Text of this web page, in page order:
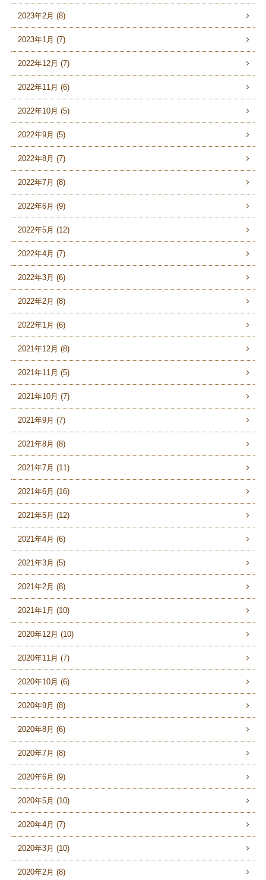
2023年2月 (8)
2023年1月 (7)
2022年12月 (7)
2022年11月 (6)
2022年10月 (5)
2022年9月 (5)
2022年8月 (7)
2022年7月 (8)
2022年6月 (9)
2022年5月 (12)
2022年4月 (7)
2022年3月 (6)
2022年2月 (8)
2022年1月 (6)
2021年12月 (8)
2021年11月 (5)
2021年10月 (7)
2021年9月 (7)
2021年8月 (8)
2021年7月 (11)
2021年6月 (16)
2021年5月 (12)
2021年4月 (6)
2021年3月 (5)
2021年2月 (8)
2021年1月 (10)
2020年12月 (10)
2020年11月 (7)
2020年10月 (6)
2020年9月 (8)
2020年8月 (6)
2020年7月 (8)
2020年6月 (9)
2020年5月 (10)
2020年4月 (7)
2020年3月 (10)
2020年2月 (8)